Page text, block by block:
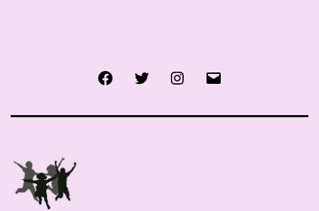
FacebookTwitter Instagram